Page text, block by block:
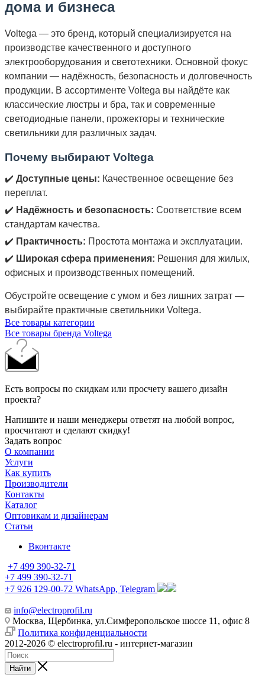
дома и бизнеса
Voltega — это бренд, который специализируется на
производстве качественного и доступного
электрооборудования и светотехники. Основной фокус
компании — надёжность, безопасность и долговечность
продукции. В ассортименте Voltega вы найдёте как
классические люстры и бра, так и современные
светодиодные панели, прожекторы и технические
светильники для различных задач.
Почему выбирают Voltega
✔️ Доступные цены: Качественное освещение без
переплат.
✔️ Надёжность и безопасность: Соответствие всем
стандартам качества.
✔️ Практичность: Простота монтажа и эксплуатации.
✔️ Широкая сфера применения: Решения для жилых,
офисных и производственных помещений.
Обустройте освещение с умом и без лишних затрат —
выбирайте практичные светильники Voltega.
Все товары категории
Все товары бренда Voltega
Есть вопросы по скидкам или просчету вашего дизайн
проекта?
Напишите и наши менеджеры ответят на любой вопрос,
просчитают и сделают скидку!
Задать вопрос
О компании
Услуги
Как купить
Производители
Контакты
Каталог
Оптовикам и дизайнерам
Статьи
Вконтакте
+7 499 390-32-71
+7 499 390-32-71
+7 926 129-00-72 WhatsApp, Telegram
info@electroprofil.ru
Москва, Щербинка, ул.Симферопольское шоссе 11, офис 8
Политика конфиденциальности
2012-2026 © electroprofil.ru - интернет-магазин
Найти